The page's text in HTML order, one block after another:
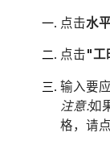
点击水
点击"工
输入要
注意:如
格，请